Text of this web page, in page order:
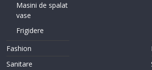
Masini de spalat
vase
Frigidere
Fashion
Sanitare